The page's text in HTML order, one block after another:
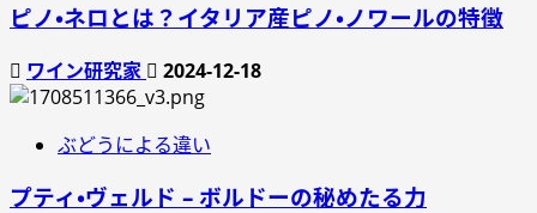
ピノ・ネロとは？イタリア産ピノ・ノワールの特徴
ワイン研究家 2024-12-18
ぶどうによる違い
プティ・ヴェルド – ボルドーの秘めたる力